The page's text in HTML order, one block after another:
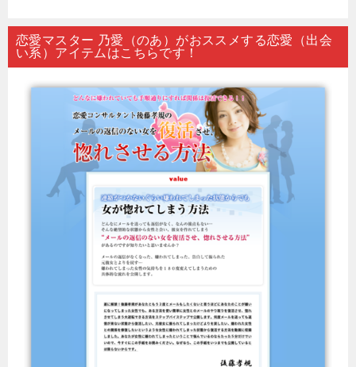
恋愛マスター 乃愛（のあ）がおススメする恋愛（出会
い系）アイテムはこちらです！